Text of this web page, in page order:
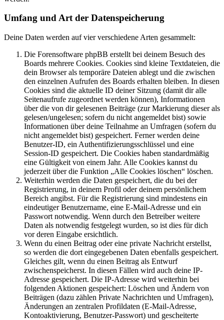
Umfang und Art der Datenspeicherung
Deine Daten werden auf vier verschiedene Arten gesammelt:
Die Forensoftware phpBB erstellt bei deinem Besuch des
Boards mehrere Cookies. Cookies sind kleine Textdateien, die
dein Browser als temporäre Dateien ablegt und die zwischen
den einzelnen Aufrufen des Boards erhalten bleiben. In diesen
Cookies sind die aktuelle ID deiner Sitzung (damit dir alle
Seitenaufrufe zugeordnet werden können), Informationen
über die von dir gelesenen Beiträge (zur Markierung dieser als
gelesen/ungelesen; sofern du nicht angemeldet bist) sowie
Informationen über deine Teilnahme an Umfragen (sofern du
nicht angemeldet bist) gespeichert. Ferner werden deine
Benutzer-ID, ein Authentifizierungsschlüssel und eine
Session-ID gespeichert. Die Cookies haben standardmäßig
eine Gültigkeit von einem Jahr. Alle Cookies kannst du
jederzeit über die Funktion „Alle Cookies löschen“ löschen.
Weiterhin werden die Daten gespeichert, die du bei der
Registrierung, in deinem Profil oder deinem persönlichem
Bereich angibst. Für die Registrierung sind mindestens ein
eindeutiger Benutzername, eine E-Mail-Adresse und ein
Passwort notwendig. Wenn durch den Betreiber weitere
Daten als notwendig festgelegt wurden, so ist dies für dich
vor deren Eingabe ersichtlich.
Wenn du einen Beitrag oder eine private Nachricht erstellst,
so werden die dort eingegebenen Daten ebenfalls gespeichert.
Gleiches gilt, wenn du einen Beitrag als Entwurf
zwischenspeicherst. In diesen Fällen wird auch deine IP-
Adresse gespeichert. Die IP-Adresse wird weiterhin bei
folgenden Aktionen gespeichert: Löschen und Ändern von
Beiträgen (dazu zählen Private Nachrichten und Umfragen),
Änderungen an zentralen Profildaten (E-Mail-Adresse,
Kontoaktivierung, Benutzer-Passwort) und gescheiterte